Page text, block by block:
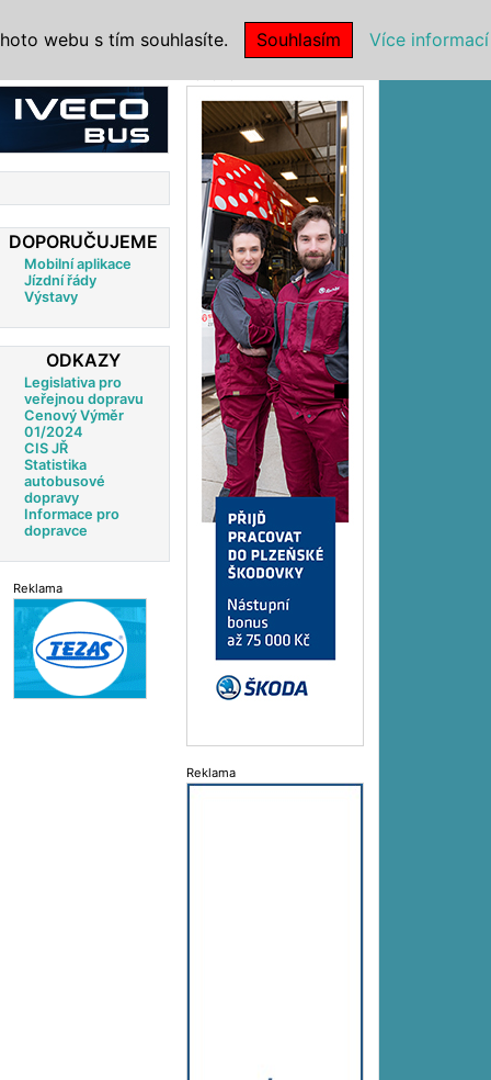
DOPORUČUJEME
Mobilní aplikace
Jízdní řády
Výstavy
ODKAZY
Legislativa pro
veřejnou dopravu
Cenový Výměr
01/2024
CIS JŘ
Statistika
autobusové
dopravy
Informace pro
dopravce
Reklama
Reklama
webu s tím souhlasíte. Souhlasím Více informací